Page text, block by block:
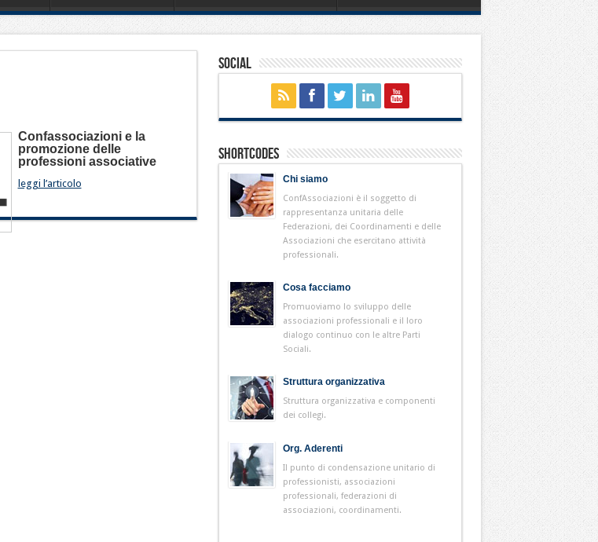
Confassociazioni e la
promozione delle
professioni associative
leggi l’articolo
Social
Shortcodes
Chi siamo
ConfAssociazioni è il soggetto di
rappresentanza unitaria delle
Federazioni, dei Coordinamenti e delle
Associazioni che esercitano attività
professionali.
Cosa facciamo
Promuoviamo lo sviluppo delle
associazioni professionali e il loro
dialogo continuo con le altre Parti
Sociali.
Struttura organizzativa
Struttura organizzativa e componenti
dei collegi.
Org. Aderenti
Il punto di condensazione unitario di
professionisti, associazioni
professionali, federazioni di
associazioni, coordinamenti.